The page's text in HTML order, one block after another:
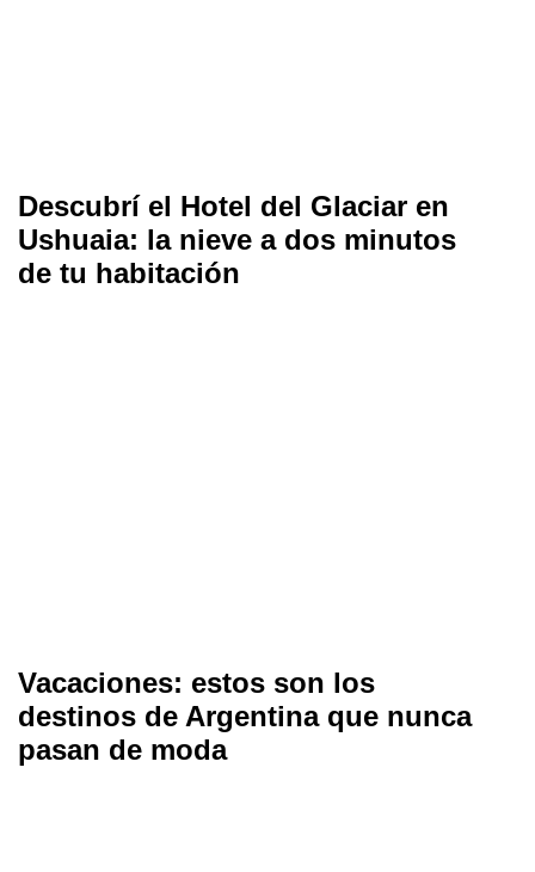
Descubrí el Hotel del Glaciar en
Ushuaia: la nieve a dos minutos
de tu habitación
Vacaciones: estos son los
destinos de Argentina que nunca
pasan de moda